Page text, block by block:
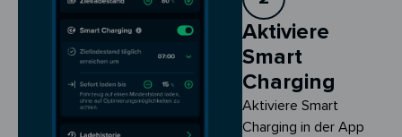
Aktiviere
Smart
Charging
Aktiviere Smart
Charging in der App